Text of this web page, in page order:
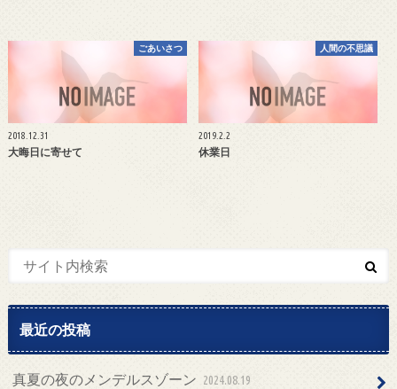
ごあいさつ
2018.12.31
大晦日に寄せて
人間の不思議
2019.2.2
休業日
最近の投稿
真夏の夜のメンデルスゾーン 2024.08.19